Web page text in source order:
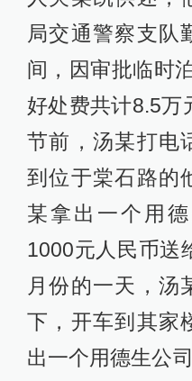
局交通警察支队
间，因审批临时
好处费共计8.5万
节前，汤某打电
到位于棠石路的
某拿出一个用
1000元人民币送
月份的一天，汤
下，开车到其家
出一个用德生公